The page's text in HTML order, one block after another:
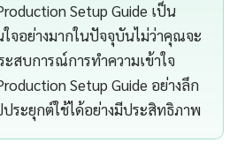
Setup Guide เป็น
จอย่างมากในปัจจุบันไม่ว่าคุณจะ
สบการณ์การทำความเข้าใจ
Setup Guide อย่างลึก
ระยุกต์ใช้ได้อย่างมีประสิทธิภาพ